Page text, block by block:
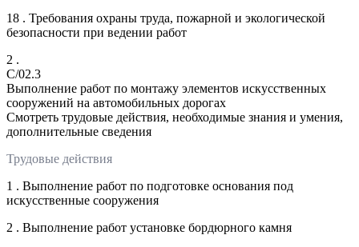
18 . Требования охраны труда, пожарной и экологической
безопасности при ведении работ
2 .
C/02.3
Выполнение работ по монтажу элементов искусственных
сооружений на автомобильных дорогах
Смотреть трудовые действия, необходимые знания и умения,
дополнительные сведения
Трудовые действия
1 . Выполнение работ по подготовке основания под
искусственные сооружения
2 . Выполнение работ установке бордюрного камня